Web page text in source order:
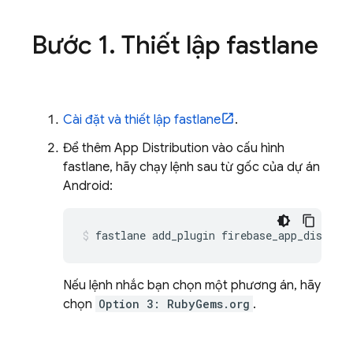
Bước 1. Thiết lập fastlane
Cài đặt và thiết lập fastlane
.
Để thêm App Distribution vào cấu hình
fastlane, hãy chạy lệnh sau từ gốc của dự án
Android:
fastlane add_plugin
Nếu lệnh nhắc bạn chọn một phương án, hãy
chọn Option 3: RubyGems.org .